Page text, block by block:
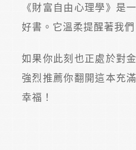
《財富自由心理學》是
好書。它溫柔提醒著我們
如果你此刻也正處於對
強烈推薦你翻開這本充
幸福！